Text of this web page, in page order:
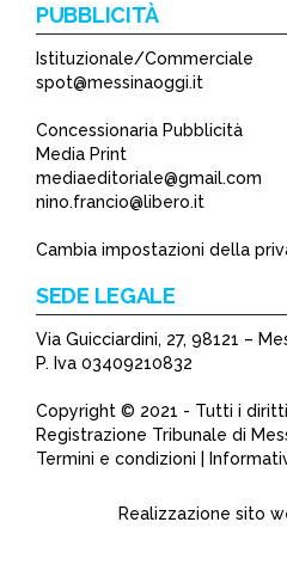
PUBBLICITÀ
Istituzionale/Commerciale
spot@messinaoggi.it
Concessionaria Pubblicità
Media Print
mediaeditoriale@gmail.com
nino.francio@libero.it
Cambia impostazioni della
SEDE LEGALE
Via Guicciardini, 27, 98121 –
P. Iva 03409210832
Copyright © 2021 - Tutti i
Registrazione Tribunale di
Termini e condizioni |
Realizzazione sito